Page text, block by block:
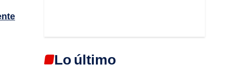
Lo último